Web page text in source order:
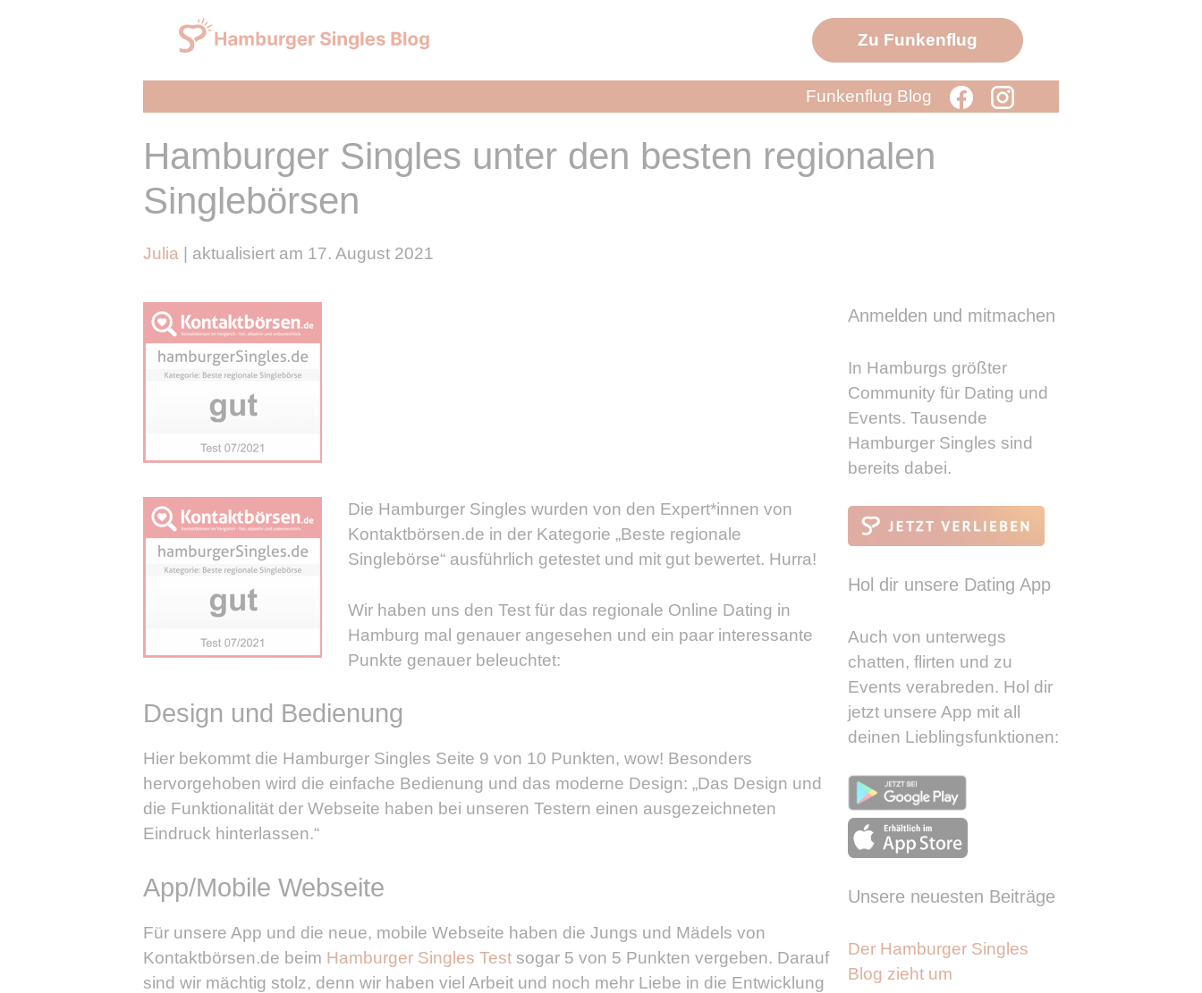
Zu Funkenflug
Funkenflug Blog
Hamburger Singles unter den besten regionalen
Singlebörsen
Julia | aktualisiert am 17. August 2021
Die Hamburger Singles wurden von den Expert*innen von
Kontaktbörsen.de in der Kategorie „Beste regionale
Singlebörse“ ausführlich getestet und mit gut bewertet. Hurra!
Wir haben uns den Test für das regionale Online Dating in
Hamburg mal genauer angesehen und ein paar interessante
Punkte genauer beleuchtet:
Design und Bedienung
Hier bekommt die Hamburger Singles Seite 9 von 10 Punkten, wow! Besonders
hervorgehoben wird die einfache Bedienung und das moderne Design: „Das Design und
die Funktionalität der Webseite haben bei unseren Testern einen ausgezeichneten
Eindruck hinterlassen.“
App/Mobile Webseite
Für unsere App und die neue, mobile Webseite haben die Jungs und Mädels von
Kontaktbörsen.de beim Hamburger Singles Test sogar 5 von 5 Punkten vergeben. Darauf
sind wir mächtig stolz, denn wir haben viel Arbeit und noch mehr Liebe in die Entwicklung
Anmelden und mitmachen
In Hamburgs größter
Community für Dating und
Events. Tausende
Hamburger Singles sind
bereits dabei.
Hol dir unsere Dating App
Auch von unterwegs
chatten, flirten und zu
Events verabreden. Hol dir
jetzt unsere App mit all
deinen Lieblingsfunktionen:
Unsere neuesten Beiträge
Der Hamburger Singles
Blog zieht um